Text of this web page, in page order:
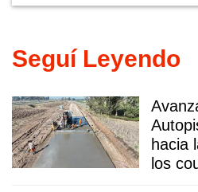
Seguí Leyendo
hacia
los